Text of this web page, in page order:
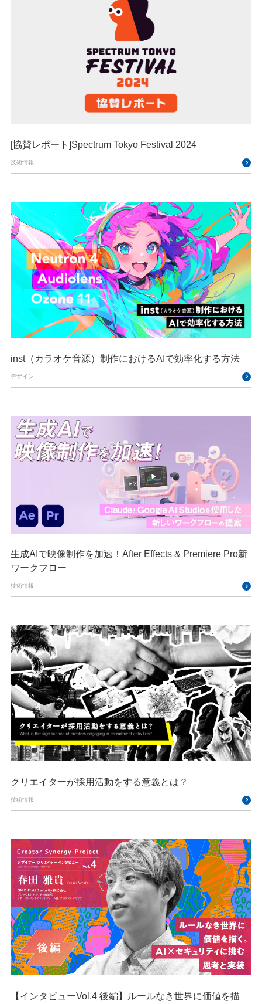
[協賛レポート]Spectrum Tokyo Festival 2024
技術情報
inst（カラオケ音源）制作におけるAIで効率化する方法
デザイン
生成AIで映像制作を加速！After Effects & Premiere Pro新
ワークフロー
技術情報
クリエイターが採用活動をする意義とは？
技術情報
【インタビューVol.4 後編】ルールなき世界に価値を描